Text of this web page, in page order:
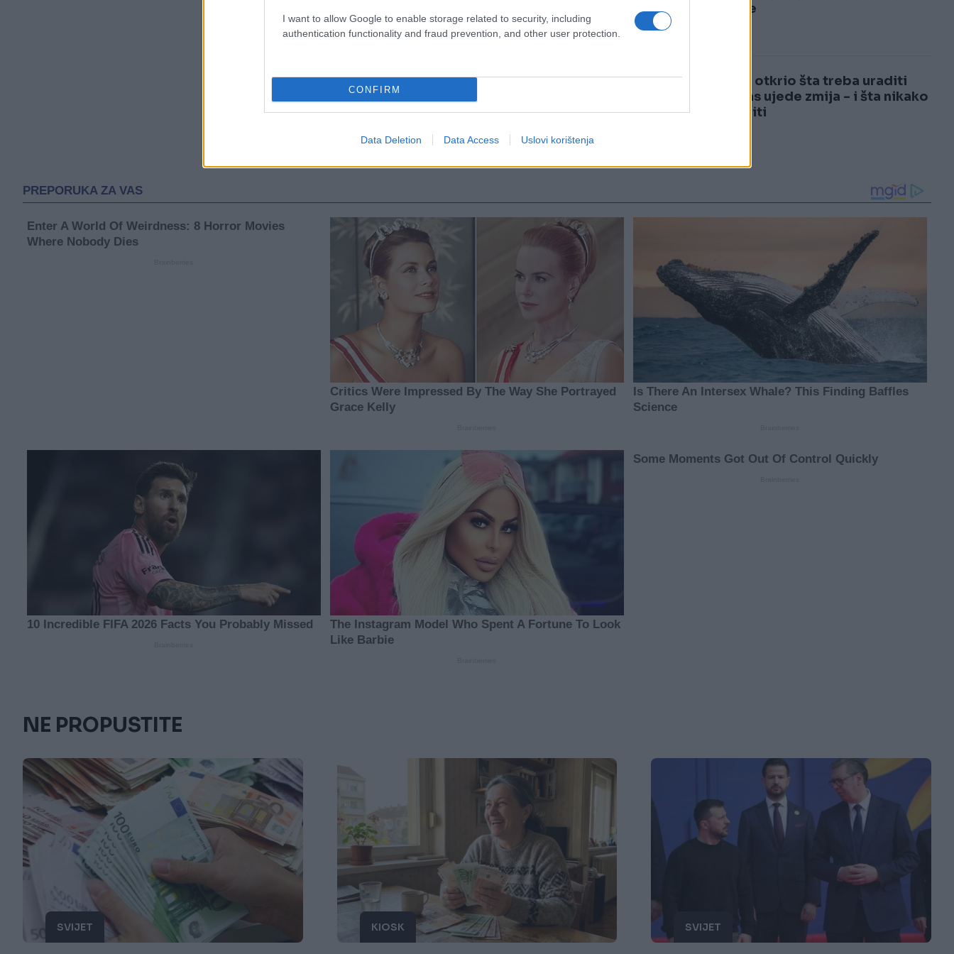
I want to allow Google to enable storage related to security, including
authentication functionality and fraud prevention, and other user protection.
CONFIRM
Data Deletion Data Access Uslovi korištenja
riješite
4
Ljekar otkrio šta treba uraditi
ako vas ujede zmija - i šta nikako
ne raditi
NE PROPUSTITE
SVIJET KIOSK SVIJET